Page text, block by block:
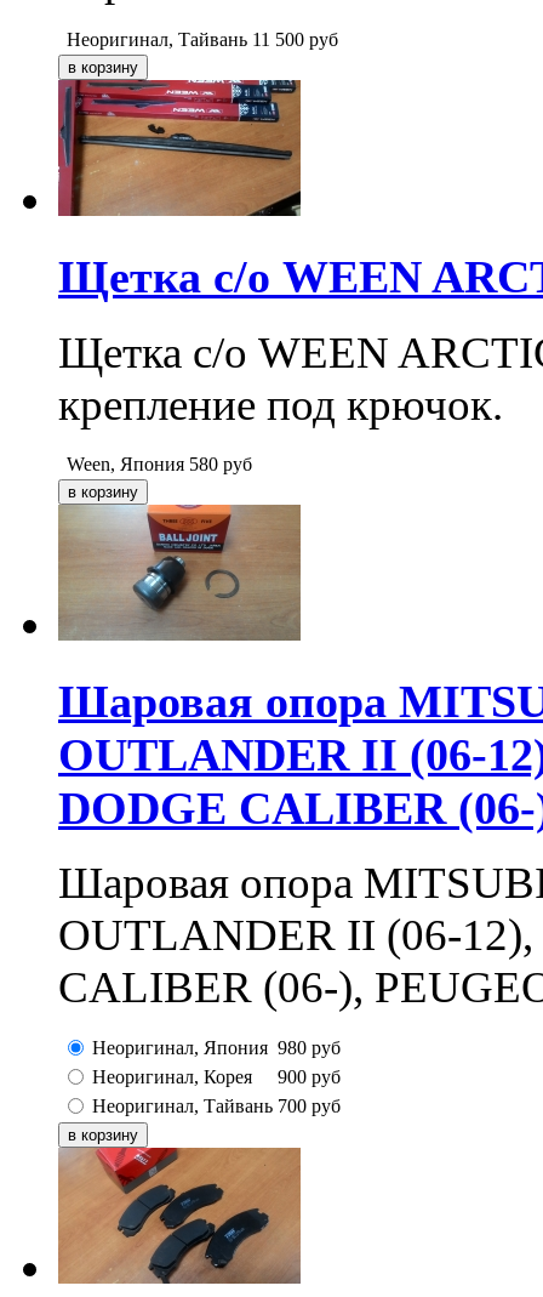
Неоригинал, Тайвань 11 500 руб
Щетка с/о WEEN
Щетка с/о WEEN
крепление под крючок.
Ween, Япония 580 руб
Шаровая опора
OUTLANDER II (06-
DODGE CALIBER
Шаровая опора
OUTLANDER II (06-12),
CALIBER (06-),
Неоригинал, Япония 980 руб
Неоригинал, Корея
900 руб
Неоригинал, Тайвань 700 руб